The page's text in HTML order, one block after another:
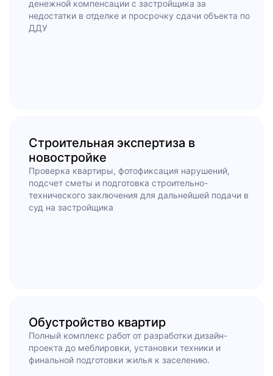
денежной компенсации с застройщика за
недостатки в отделке и просрочку сдачи объекта по
ДДУ
Строительная экспертиза в
новостройке
Проверка квартиры, фотофиксация нарушений,
подсчет сметы и подготовка строительно-
технического заключения для дальнейшей подачи в
суд на застройщика
Обустройство квартир
Полный комплекс работ от разработки дизайн-
проекта до меблировки, установки техники и
финальной подготовки жилья к заселению.